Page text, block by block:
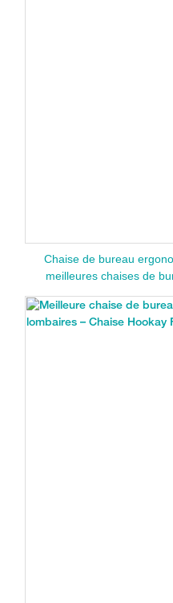
Chaise de bureau
meilleures chaises de